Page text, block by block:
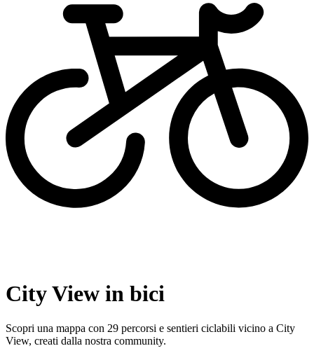
City View in bici
Scopri una mappa con 29 percorsi e sentieri ciclabili vicino a City
View, creati dalla nostra community.